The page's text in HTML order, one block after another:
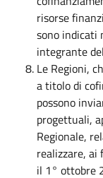
risorse
sono indicati
integrante
Le Regioni,
a titolo di
possono
progettuali,
Regionale,
realizzare, ai
il 1° ottobre